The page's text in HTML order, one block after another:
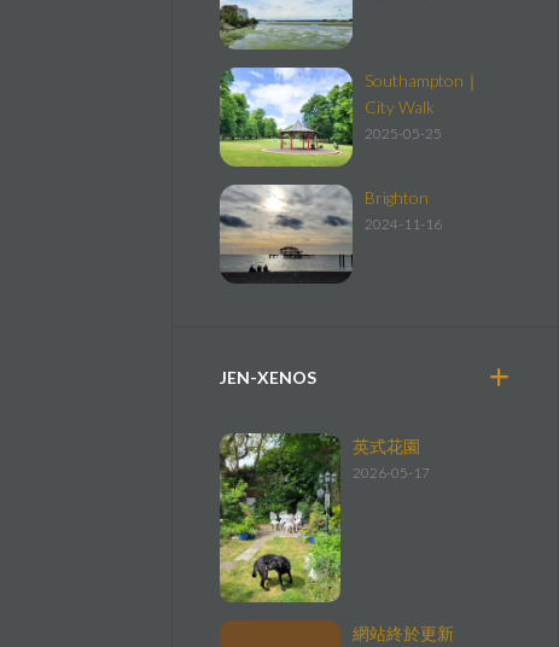
Southampton｜
City Walk
2025-05-25
Brighton
2024-11-16
JEN-XENOS
英式花園
2026-05-17
網站終於更新